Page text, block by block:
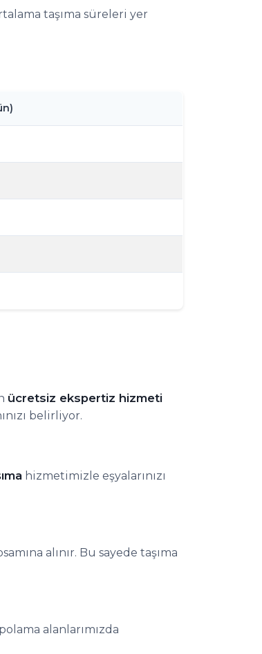
taşıma süreleri yer
ücretsiz ekspertiz hizmeti
belirliyor.
hizmetimizle eşyalarınızı
alınır. Bu sayede taşıma
alanlarımızda